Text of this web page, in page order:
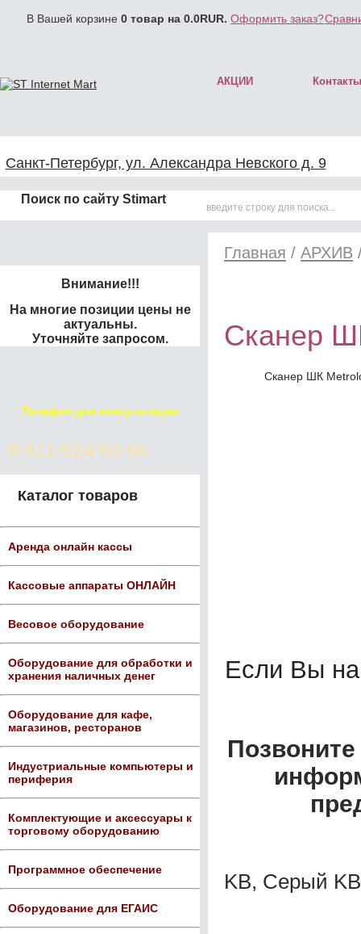
В Вашей корзине 0 товар на 0.0RUR. Оформить заказ?
АКЦИИ Контакты
Санкт-Петербург, ул. Александра Невского д. 9
Поиск по сайту Stimart
Внимание!!!
На многие позиции цены не
актуальны.
Уточняйте запросом.
Телефон для консультации
8-911-924-85-66
Каталог товаров
Аренда онлайн кассы
Кассовые аппараты ОНЛАЙН
Весовое оборудование
Оборудование для обработки и
хранения наличных денег
Оборудование для кафе,
магазинов, ресторанов
Индустриальные компьютеры и
периферия
Комплектующие и аксессуары к
торговому оборудованию
Программное обеспечение
Оборудование для ЕГАИС
Главная / АРХИВ
Сканер
Сканер ШК
Если Вы
KB, Серый